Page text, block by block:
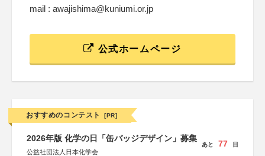
mail : awajishima@kuniumi.or.jp
公式ホームページ
おすすめのコンテスト [PR]
2026年版 化学の日「缶バッジデザイン」募集
公益社団法人日本化学会
あと 77 日